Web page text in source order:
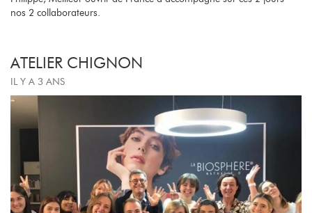
nos 2 collaborateurs.
ATELIER CHIGNON
IL Y A 3 ANS